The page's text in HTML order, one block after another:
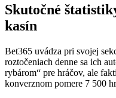
Skutočné
kasín
Bet365 uvádza pri svojej
roztočeniach denne sa ich
rybárom“ pre hráčov, ale
konverznom pomere 7 500